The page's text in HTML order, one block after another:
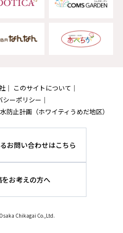
このサイトについて
シーポリシー
防止計画（ホワイティうめだ地区）
お問い合わせはこちら
をお考えの方へ
Chikagai Co.,Ltd.